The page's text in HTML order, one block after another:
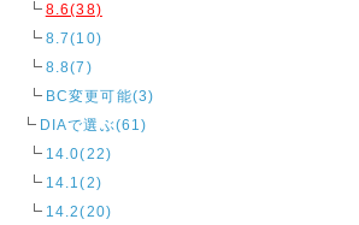
8.6(38)
8.7(10)
8.8(7)
BC変更可能(3)
DIAで選ぶ(61)
14.0(22)
14.1(2)
14.2(20)